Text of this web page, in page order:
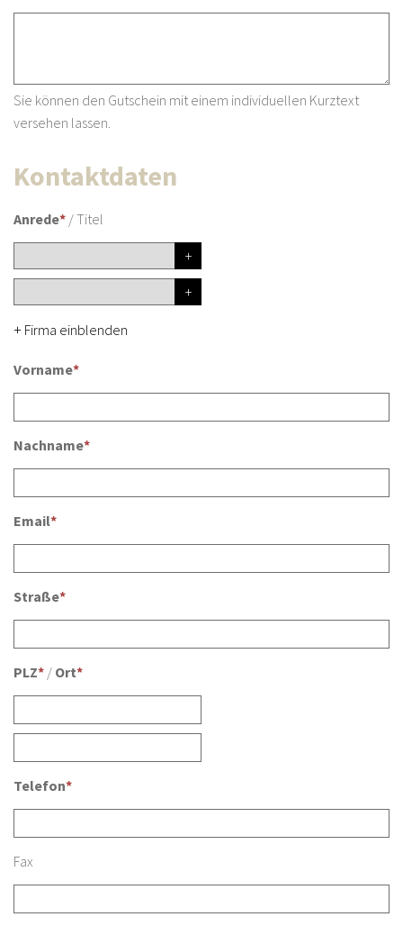
Sie können den Gutschein mit einem individuellen Kurztext
versehen lassen.
Kontaktdaten
Anrede* /Titel
+ Firma einblenden
Vorname*
Nachname*
Email*
Straße*
PLZ* / Ort*
Telefon*
Fax